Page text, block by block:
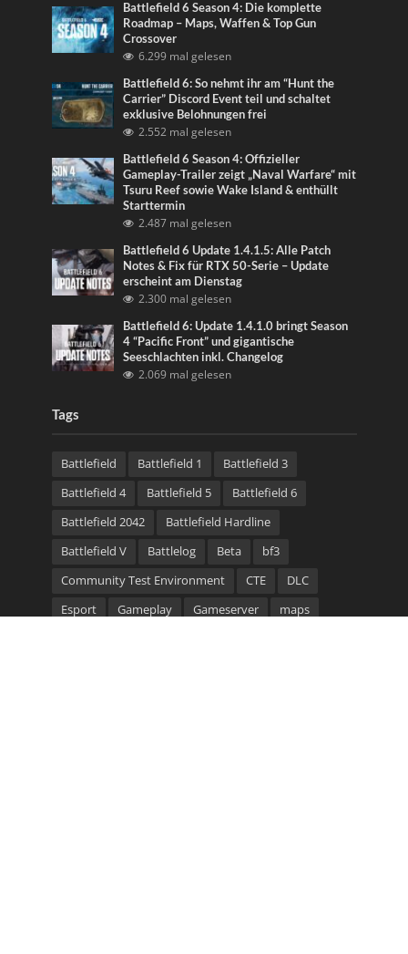
Battlefield 6 Season 4: Die komplette
Roadmap – Maps, Waffen & Top Gun
Crossover
6.299 mal gelesen
Battlefield 6: So nehmt ihr am “Hunt the
Carrier” Discord Event teil und schaltet
exklusive Belohnungen frei
2.552 mal gelesen
Battlefield 6 Season 4: Offizieller
Gameplay-Trailer zeigt „Naval Warfare“ mit
Tsuru Reef sowie Wake Island & enthüllt
Starttermin
2.487 mal gelesen
Battlefield 6 Update 1.4.1.5: Alle Patch
Notes & Fix für RTX 50-Serie – Update
erscheint am Dienstag
2.300 mal gelesen
Battlefield 6: Update 1.4.1.0 bringt Season
4 “Pacific Front” und gigantische
Seeschlachten inkl. Changelog
2.069 mal gelesen
Tags
Battlefield Battlefield 1
Battlefield 3
Battlefield 4
Battlefield 5
Battlefield 6
Battlefield 2042
Battlefield Hardline
Battlefield V
Battlelog Beta
bf3
Community Test Environment
CTE
DLC
Esport
Gameplay Gameserver
maps